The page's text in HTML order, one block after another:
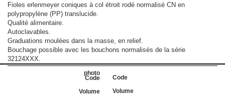
Fioles erlenmeyer coniques à col étroit rodé normalisé CN en
polypropylène (PP) translucide.
Qualité alimentaire.
Autoclavables.
Graduations moulées dans la masse, en relief.
Bouchage possible avec les bouchons normalisés de la série
32124XXX.
Code
Volume